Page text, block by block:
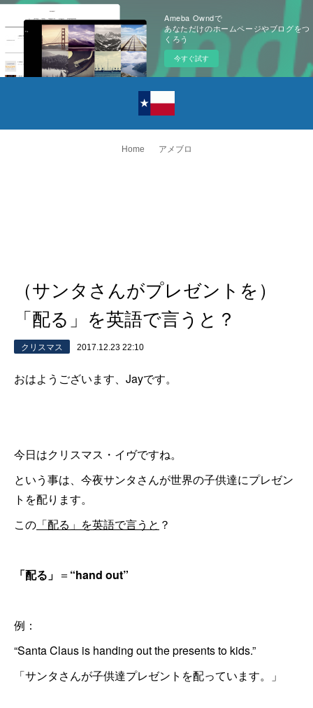
Ameba Owndで
あなただけのホームページやブログをつ
くろう
今すぐ試す
Home アメブロ
（サンタさんがプレゼントを）
「配る」を英語で言うと？
クリスマス 2017.12.23 22:10
おはようございます、Jayです。
今日はクリスマス・イヴですね。
という事は、今夜サンタさんが世界の子供達にプレゼン
トを配ります。
この 「配る」を英語で言うと ？
「配る」 ＝ “hand out”
例：
“Santa Claus is handing out the presents to kids.”
「サンタさんが子供達プレゼントを配っています。」